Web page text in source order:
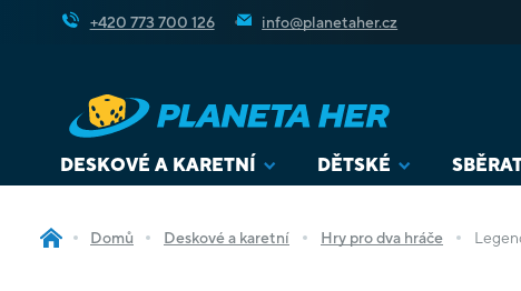
+420 773 700 126 info@planetaher.cz
DESKOVÉ A KARETNÍ DĚTSKÉ
Domů Deskové a karetní Hry pro dva hráče